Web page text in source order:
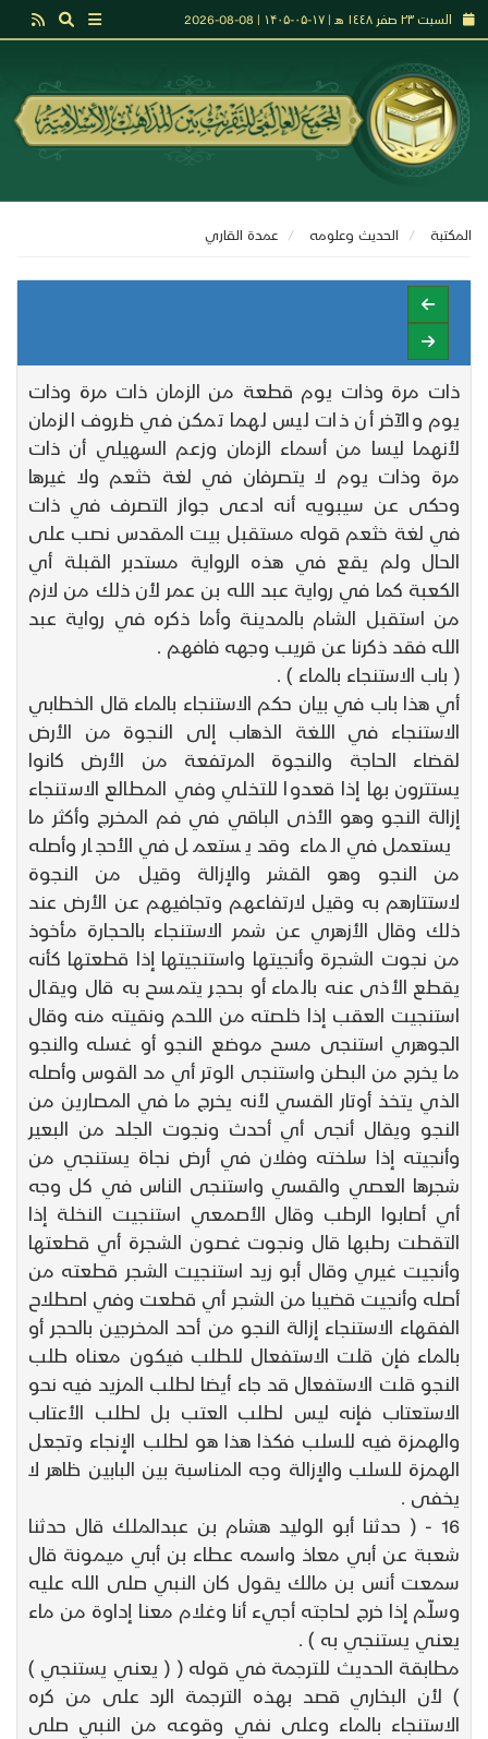
السبت ٢٣ صفر ١٤٤٨ هـ | ۱۷-۰۵-۱۴۰۵ | 08-08-2026
المكتبة الحديث وعلومه عمدة القاري
ذات مرة وذات يوم قطعة من الزمان ذات مرة وذات
يوم والآخر أن ذات ليس لهما تمكن في ظروف الزمان
لأنهما ليسا من أسماء الزمان وزعم السهيلي أن ذات
مرة وذات يوم لا يتصرفان في لغة خثعم ولا غيرها
وحكى عن سيبويه أنه ادعى جواز التصرف في ذات
في لغة خثعم قوله مستقبل بيت المقدس نصب على
الحال ولم يقع في هذه الرواية مستدبر القبلة أي
الكعبة كما في رواية عبد الله بن عمر لأن ذلك من لازم
من استقبل الشام بالمدينة وأما ذكره في رواية عبد
الله فقد ذكرنا عن قريب وجهه فافهم .
( باب الاستنجاء بالماء ) .
أي هذا باب في بيان حكم الاستنجاء بالماء قال الخطابي
الاستنجاء في اللغة الذهاب إلى النجوة من الأرض
لقضاء الحاجة والنجوة المرتفعة من الأرض كانوا
يستترون بها إذا قعدوا للتخلي وفي المطالع الاستنجاء
إزالة النجو وهو الأذى الباقي في فم المخرج وأكثر ما
يستعمل في الماء وقد يستعمل في الأحجار وأصله
من النجو وهو القشر والإزالة وقيل من النجوة
لاستتارهم به وقيل لارتفاعهم وتجافيهم عن الأرض عند
ذلك وقال الأزهري عن شمر الاستنجاء بالحجارة مأخوذ
من نجوت الشجرة وأنجيتها واستنجيتها إذا قطعتها كأنه
يقطع الأذى عنه بالماء أو بحجر يتمسح به قال ويقال
استنجيت العقب إذا خلصته من اللحم ونقيته منه وقال
الجوهري استنجى مسح موضع النجو أو غسله والنجو
ما يخرج من البطن واستنجى الوتر أي مد القوس وأصله
الذي يتخذ أوتار القسي لأنه يخرج ما في المصارين من
النجو ويقال أنجى أي أحدث ونجوت الجلد من البعير
وأنجيته إذا سلخته وفلان في أرض نجاة يستنجي من
شجرها العصي والقسي واستنجى الناس في كل وجه
أي أصابوا الرطب وقال الأصمعي استنجيت النخلة إذا
التقطت رطبها قال ونجوت غصون الشجرة أي قطعتها
وأنجيت غيري وقال أبو زيد استنجيت الشجر قطعته من
أصله وأنجيت قضيبا من الشجر أي قطعت وفي اصطلاح
الفقهاء الاستنجاء إزالة النجو من أحد المخرجين بالحجر أو
بالماء فإن قلت الاستفعال للطلب فيكون معناه طلب
النجو قلت الاستفعال قد جاء أيضا لطلب المزيد فيه نحو
الاستعتاب فإنه ليس لطلب العتب بل لطلب الأعتاب
والهمزة فيه للسلب فكذا هذا هو لطلب الإنجاء وتجعل
الهمزة للسلب والإزالة وجه المناسبة بين البابين ظاهر لا
يخفى .
16 - ( حدثنا أبو الوليد هشام بن عبدالملك قال حدثنا
شعبة عن أبي معاذ واسمه عطاء بن أبي ميمونة قال
سمعت أنس بن مالك يقول كان النبي صلى الله عليه
وسلّم إذا خرج لحاجته أجيء أنا وغلام معنا إداوة من ماء
يعني يستنجي به ) .
مطابقة الحديث للترجمة في قوله ( ( يعني يستنجي )
) لأن البخاري قصد بهذه الترجمة الرد على من كره
الاستنجاء بالماء وعلى نفي وقوعه من النبي صلى